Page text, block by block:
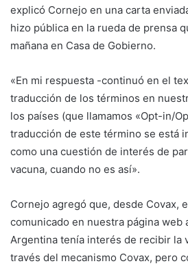
explicó Cornejo en una carta
hizo pública en la rueda de prensa
mañana en Casa de Gobierno.
«En mi respuesta -continuó en el
traducción de los términos en
los países (que llamamos «Opt-in/
traducción de este término se está
como una cuestión de interés de
vacuna, cuando no es así».
Cornejo agregó que, desde Covax,
comunicado en nuestra página web
Argentina tenía interés de recibir la
través del mecanismo Covax, pero